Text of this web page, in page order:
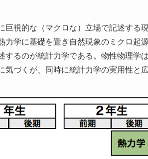
視的な（マクロな）立場で記述する
学に基礎を置き自然現象のミクロ起
るのが統計力学である。物性物理学
づくが、同時に統計力学の実用性と